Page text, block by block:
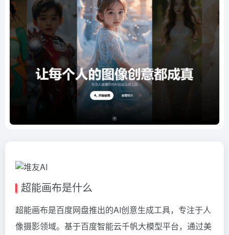
超能画布是什么
超能画布是百度网盘推出的AI创意生成工具，专注于人
像摄影领域。基于百度智能云千帆大模型平台，通过美